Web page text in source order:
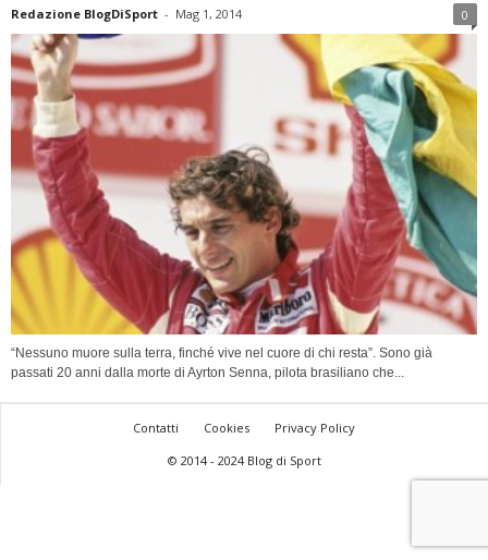
Redazione BlogDiSport - Mag 1, 2014 0
“Nessuno muore sulla terra, finché vive nel cuore di chi resta”. Sono già
passati 20 anni dalla morte di Ayrton Senna, pilota brasiliano che...
Contatti Cookies
Privacy Policy
© 2014 - 2024 Blog di Sport